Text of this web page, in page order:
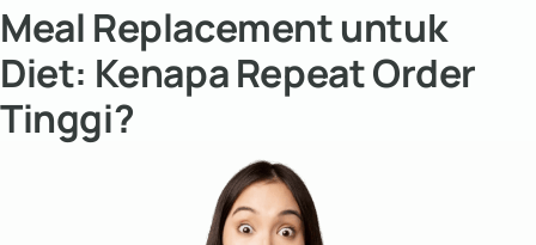
Meal Replacement untuk
Diet: Kenapa Repeat Order
Tinggi?